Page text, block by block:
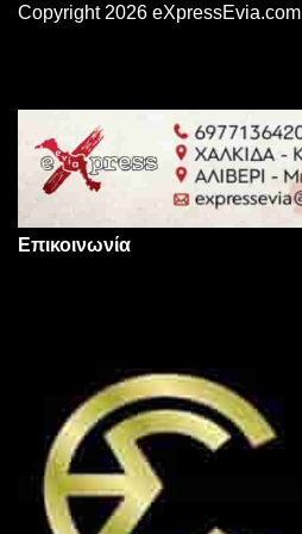
Copyright 2026 eXpressEvia.com
Επικοινωνία